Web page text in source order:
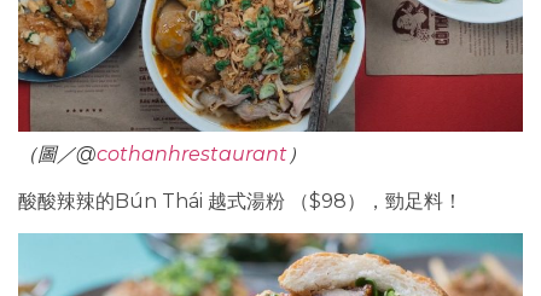
（圖／@cothanhrestaurant ）
酸酸辣辣的Bún Thái 越式湯粉 （$98），勁足料！